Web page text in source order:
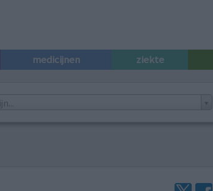
medicijnen ziekte